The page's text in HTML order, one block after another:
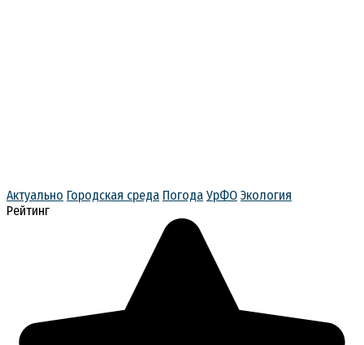
Актуально Городская среда Погода УрФО Экология
Рейтинг